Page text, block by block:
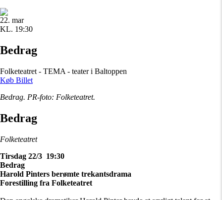
22. mar
KL. 19:30
Bedrag
Folketeatret - TEMA - teater i Baltoppen
Køb Billet
Bedrag. PR-foto: Folketeatret.
Bedrag
Folketeatret
Tirsdag 22/3 19:30
Bedrag
Harold Pinters berømte trekantsdrama
Forestilling fra Folketeatret